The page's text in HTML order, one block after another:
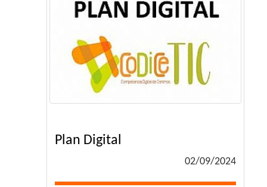
Plan Digital
02/09/2024